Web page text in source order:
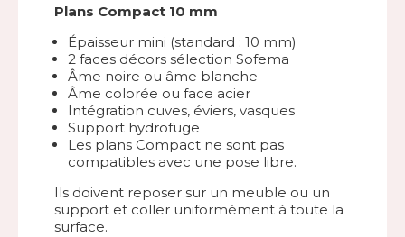
Plans Compact 10 mm
Épaisseur mini (standard : 10 mm)
2 faces décors sélection Sofema
Âme noire ou âme blanche
Âme colorée ou face acier
Intégration cuves, éviers, vasques
Support hydrofuge
Les plans Compact ne sont pas
compatibles avec une pose libre.
Ils doivent reposer sur un meuble ou un
support et coller uniformément à toute la
surface.